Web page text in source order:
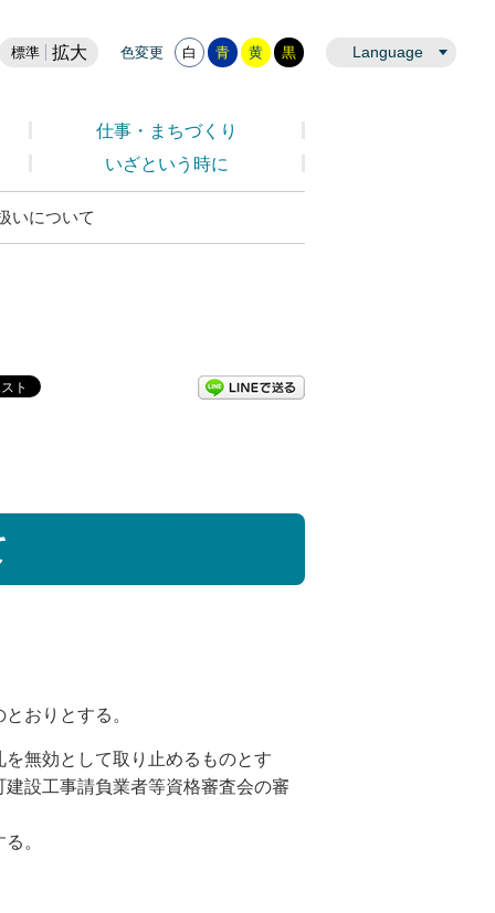
標準 拡大 色変更 白 青 黄 黒 Language
仕事・まちづくり
いざという時に
いについて
おりとする。
無効として取り止めるものとす
設工事請負業者等資格審査会の審
。